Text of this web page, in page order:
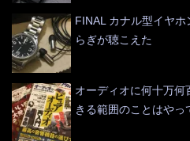
FINAL カナル型イヤ
らぎが聴こえた
オーディオに何十万
きる範囲のことはやっ